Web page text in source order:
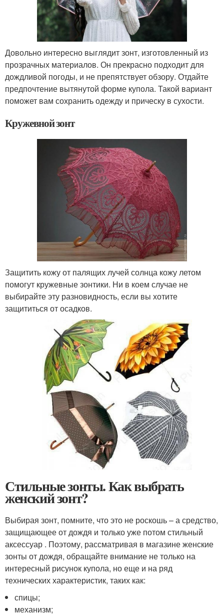
Довольно интересно выглядит зонт, изготовленный из
прозрачных материалов. Он прекрасно подходит для
дождливой погоды, и не препятствует обзору. Отдайте
предпочтение вытянутой форме купола. Такой вариант
поможет вам сохранить одежду и прическу в сухости.
Кружевной зонт
Защитить кожу от палящих лучей солнца кожу летом
помогут кружевные зонтики. Ни в коем случае не
выбирайте эту разновидность, если вы хотите
защититься от осадков.
Стильные зонты. Как выбрать
женский зонт?
Выбирая зонт, помните, что это не роскошь – а средство,
защищающее от дождя и только уже потом стильный
аксессуар . Поэтому, рассматривая в магазине женские
зонты от дождя, обращайте внимание не только на
интересный рисунок купола, но еще и на ряд
технических характеристик, таких как:
спицы;
механизм;